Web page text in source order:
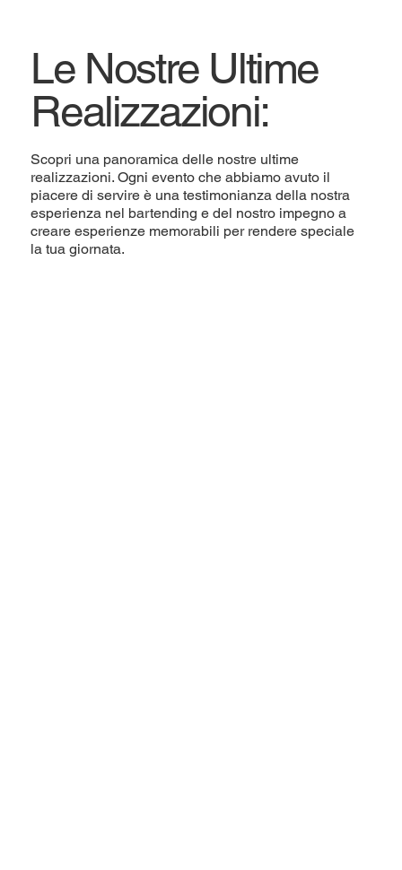
Le Nostre Ultime
Realizzazioni:
Scopri una panoramica delle nostre ultime
realizzazioni. Ogni evento che abbiamo avuto il
piacere di servire è una testimonianza della nostra
esperienza nel bartending e del nostro impegno a
creare esperienze memorabili per rendere speciale
la tua giornata.